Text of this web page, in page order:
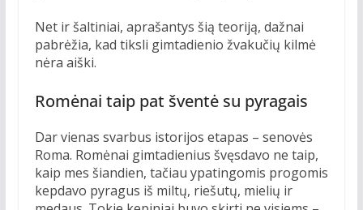
Net ir šaltiniai, aprašantys šią teoriją, dažnai
pabrėžia, kad tiksli gimtadienio žvakučių kilmė
nėra aiški.
Romėnai taip pat šventė su pyragais
Dar vienas svarbus istorijos etapas – senovės
Roma. Romėnai gimtadienius švęsdavo ne taip,
kaip mes šiandien, tačiau ypatingomis progomis
kepdavo pyragus iš miltų, riešutų, mielių ir